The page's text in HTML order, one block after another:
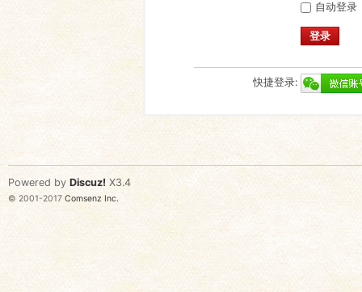
自动登录
登录
快捷登录:
Powered by Discuz! X3.4
© 2001-2017 Comsenz Inc.